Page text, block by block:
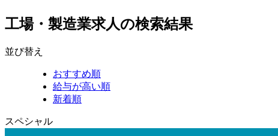
工場・製造業求人の検索結果
並び替え
おすすめ順
給与が高い順
新着順
スペシャル